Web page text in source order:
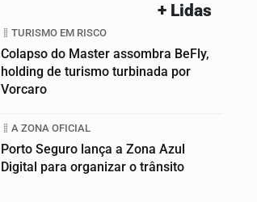
+ Lidas
TURISMO EM RISCO
Colapso do Master assombra BeFly,
holding de turismo turbinada por
Vorcaro
A ZONA OFICIAL
Porto Seguro lança a Zona Azul
Digital para organizar o trânsito